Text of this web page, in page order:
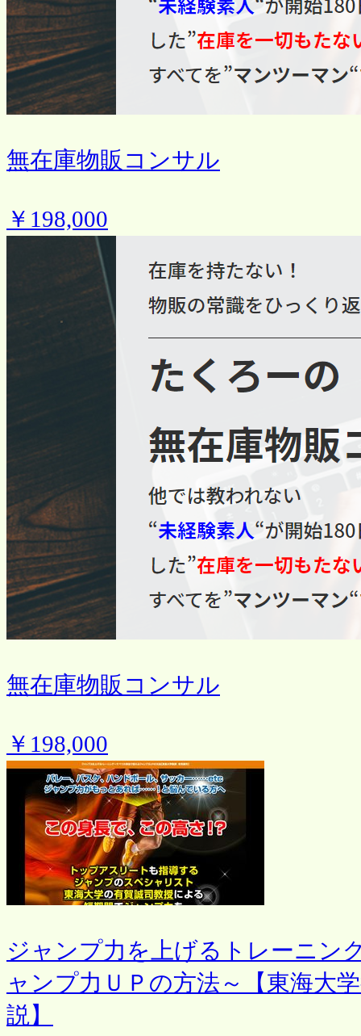
無在庫物販コンサル
￥198,000
無在庫物販コンサル
￥198,000
ジャンプ力を上げるトレーニン
ャンプ力ＵＰの方法～【東海
説】